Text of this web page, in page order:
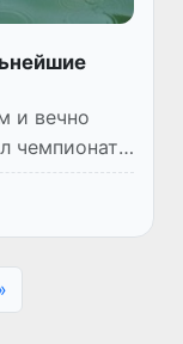
и вечно
чемпионат
В
первенства